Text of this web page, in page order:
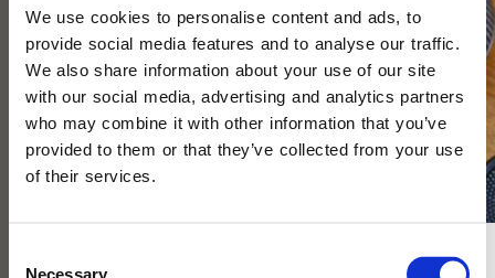
We use cookies to personalise content and ads, to
provide social media features and to analyse our traffic.
We also share information about your use of our site
with our social media, advertising and analytics partners
who may combine it with other information that you’ve
provided to them or that they’ve collected from your use
of their services.
Necessary
Archivist
Florist House Matches
75 st tändstickor, 10cm, med färgglada toppar. Kommer i en
husformade tändsticksask med en illustration av en
blomsteraffär.